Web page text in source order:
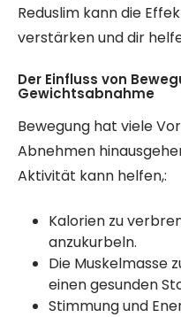
Reduslim kann die
verstärken und dir
Der Einfluss von
Gewichtsabnahme
Bewegung hat viele
Abnehmen
Aktivität kann helfen,:
Kalorien zu
anzukurbeln.
Die Muskelmasse
einen gesunden
Stimmung und